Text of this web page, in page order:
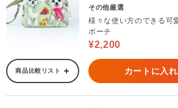
その他厳選
様々な使い方のできる可
ポーチ
¥2,200
商品比較リスト カートに入